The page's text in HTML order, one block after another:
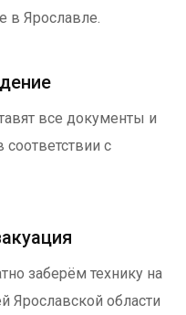
в Ярославле.
все документы и
с
заберём технику на
Ярославской области